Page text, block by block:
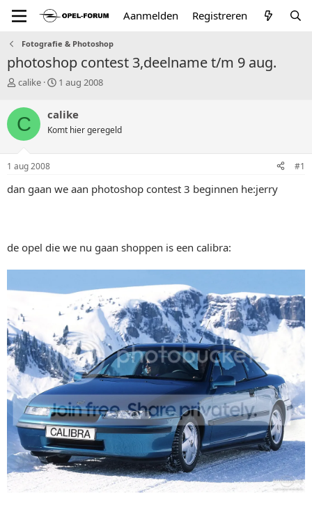
Aanmelden Registreren
Fotografie & Photoshop
photoshop contest 3,deelname t/m 9 aug.
T
p
i
c
s
a
t
calike
S
r
t
a
m
1 aug 2008
C calike
Komt hier geregeld
1 aug 2008 #1
dan gaan we aan photoshop contest 3 beginnen he:jerry
de opel die we nu gaan shoppen is een calibra: